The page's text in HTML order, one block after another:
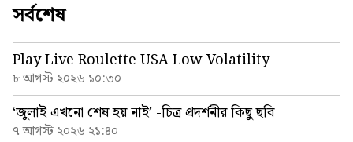
সর্বশেষ
Play Live Roulette USA Low Volatility
৮ আগস্ট ২০২৬ ১০:৩০
‘জুলাই এখনো শেষ হয় নাই’ -চিত্র প্রদর্শনীর কিছু ছবি
৭ আগস্ট ২০২৬ ২১:৪০